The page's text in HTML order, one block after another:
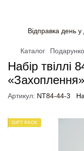
Відправка день
Каталог
Набір твіллі
Артикул: NT84-44-3
GIFT PACK